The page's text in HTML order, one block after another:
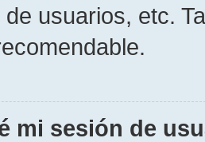
usuarios, etc.
mi sesión de